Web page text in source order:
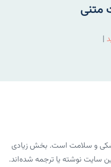
متنی
|
و سلامت است. بخش زیادی
سایت نوشته یا ترجمه شده‌اند.